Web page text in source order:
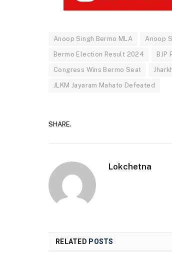
Anoop Singh Bermo MLA Anoop
Bermo Election Result 2024 BJP
Congress Wins Bermo Seat
JLKM Jayaram Mahato Defeated
SHARE.
Lokchetna
RELATED POSTS